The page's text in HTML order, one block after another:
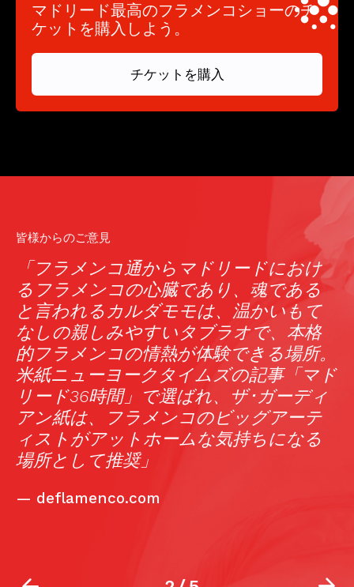
マドリード最高のフラメンコショーのチ
ケットを購入しよう。
チケットを購入
皆様からのご意見
「フラメンコ通からマドリードにおけ
るフラメンコの心臓であり、魂である
と言われるカルダモモは、温かいもて
なしの親しみやすいタブラオで、本格
的フラメンコの情熱が体験できる場所。
米紙ニューヨークタイムズの記事「マド
リード36時間」で選ばれ、ザ･ガーディ
アン紙は、フラメンコのビッグアーテ
ィストがアットホームな気持ちになる
場所として推奨」
— deflamenco.com